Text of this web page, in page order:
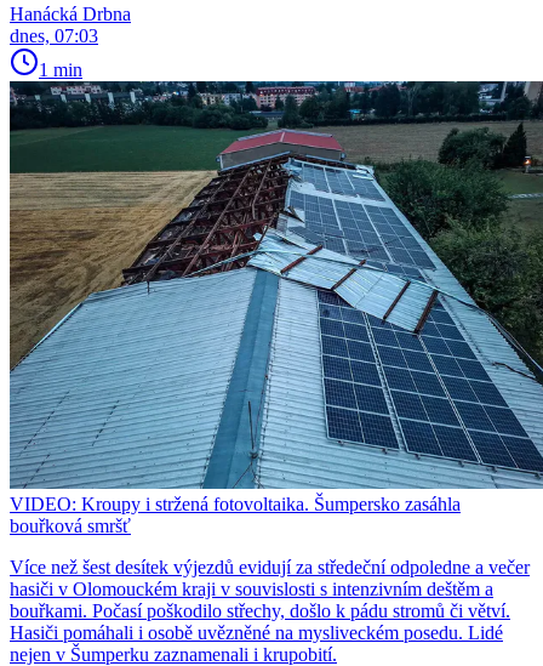
Hanácká Drbna
dnes, 07:03
1 min
VIDEO: Kroupy i stržená fotovoltaika. Šumpersko zasáhla
bouřková smršť
Více než šest desítek výjezdů evidují za středeční odpoledne a večer
hasiči v Olomouckém kraji v souvislosti s intenzivním deštěm a
bouřkami. Počasí poškodilo střechy, došlo k pádu stromů či větví.
Hasiči pomáhali i osobě uvězněné na mysliveckém posedu. Lidé
nejen v Šumperku zaznamenali i krupobití.